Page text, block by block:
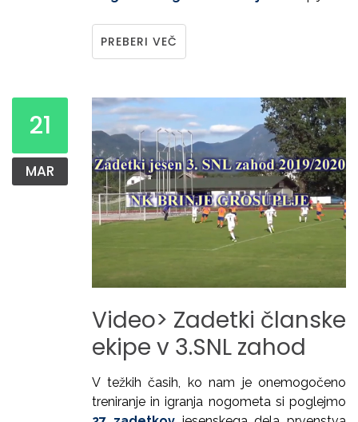
PREBERI VEČ
21
MAR
Video> Zadetki članske
ekipe v 3.SNL zahod
V težkih časih, ko nam je onemogočeno
treniranje in igranja nogometa si poglejmo